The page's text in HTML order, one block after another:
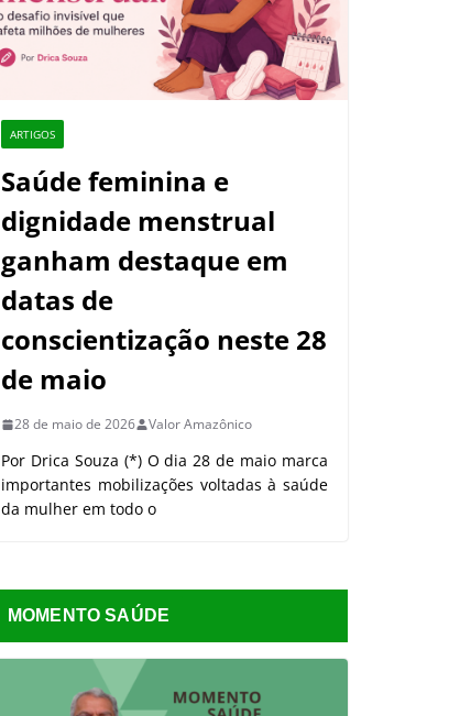
ARTIGOS
Saúde feminina e
dignidade menstrual
ganham destaque em
datas de
conscientização neste 28
de maio
28 de maio de 2026 Valor Amazônico
Por Drica Souza (*) O dia 28 de maio marca
importantes mobilizações voltadas à saúde
da mulher em todo o
MOMENTO SAÚDE